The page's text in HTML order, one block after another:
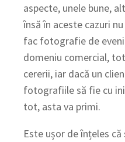
aspecte, unele bune,
însă în aceste cazuri
fac fotografie de
domeniu comercial,
cererii, iar dacă un
fotografiile să fie cu
tot, asta va primi.
Este ușor de înțeles